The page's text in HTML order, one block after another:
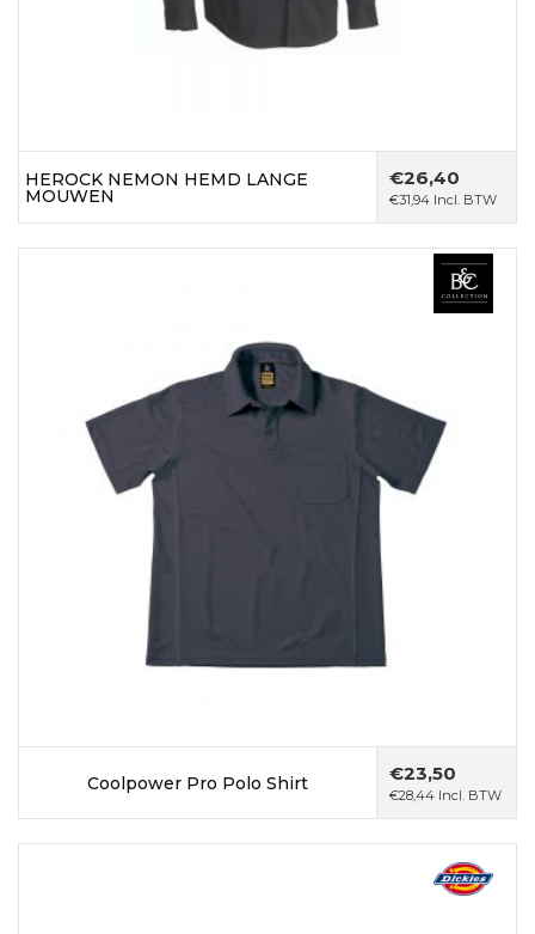
HEROCK NEMON HEMD LANGE
MOUWEN
€26,40
€31,94 Incl. BTW
Coolpower Pro Polo Shirt €23,50
€28,44 Incl. BTW